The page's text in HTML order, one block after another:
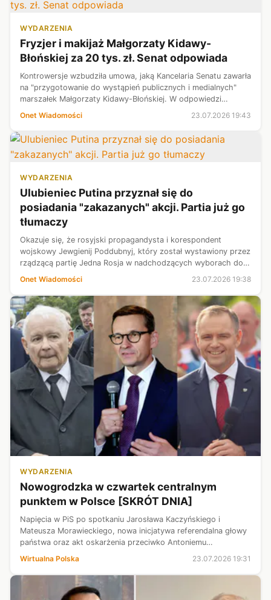
WYDARZENIA
Fryzjer i makijaż Małgorzaty Kidawy-
Błońskiej za 20 tys. zł. Senat odpowiada
Kontrowersje wzbudziła umowa, jaką Kancelaria Senatu zawarła
na "przygotowanie do wystąpień publicznych i medialnych"
marszałek Małgorzaty Kidawy-Błońskiej. W odpowiedzi
przesłanej Onetowi Kancelaria twierdzi, że w ramach umowy
Onet Wiadomości 23.07.2026 19:43
WYDARZENIA
Ulubieniec Putina przyznał się do
posiadania "zakazanych" akcji. Partia już go
tłumaczy
Okazuje się, że rosyjski propagandysta i korespondent
wojskowy Jewgienij Poddubnyj, który został wystawiony przez
rządzącą partię Jedna Rosja w nadchodzących wyborach do
Dumy Państwowej, posiada akcje dużych zachodnich firm, w
Onet Wiadomości 23.07.2026 19:38
WYDARZENIA
Nowogrodzka w czwartek centralnym
punktem w Polsce [SKRÓT DNIA]
Napięcia w PiS po spotkaniu Jarosława Kaczyńskiego i
Mateusza Morawieckiego, nowa inicjatywa referendalna głowy
państwa oraz akt oskarżenia przeciwko Antoniemu
Wirtualna Polska 23.07.2026 19:31